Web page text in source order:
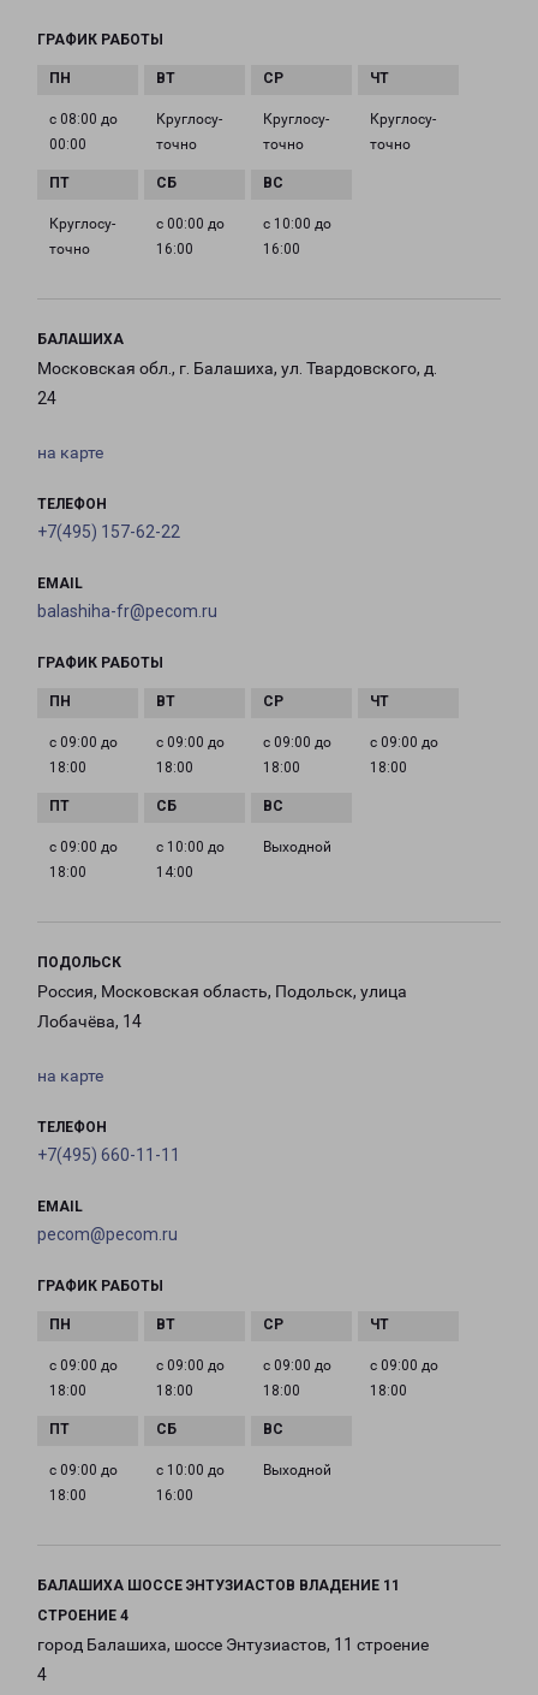
ГРАФИК РАБОТЫ
с 08:00 до
00:00
Круглосу­
точно
Круглосу­
точно
Круглосу­
точно
Круглосу­
точно
с 00:00 до
16:00
с 10:00 до
16:00
БАЛАШИХА
Московская обл., г. Балашиха, ул. Твардовского, д.
24
на карте
ТЕЛЕФОН
+7(495) 157-62-22
EMAIL
balashiha-fr@pecom.ru
ГРАФИК РАБОТЫ
с 09:00 до
18:00
с 09:00 до
18:00
с 09:00 до
18:00
с 09:00 до
18:00
с 09:00 до
18:00
с 10:00 до
14:00
Выходной
ПОДОЛЬСК
Россия, Московская область, Подольск, улица
Лобачёва, 14
на карте
ТЕЛЕФОН
+7(495) 660-11-11
EMAIL
pecom@pecom.ru
ГРАФИК РАБОТЫ
с 09:00 до
18:00
с 09:00 до
18:00
с 09:00 до
18:00
с 09:00 до
18:00
с 09:00 до
18:00
с 10:00 до
16:00
Выходной
БАЛАШИХА ШОССЕ ЭНТУЗИАСТОВ ВЛАДЕНИЕ 11
СТРОЕНИЕ 4
город Балашиха, шоссе Энтузиастов, 11 строение
4